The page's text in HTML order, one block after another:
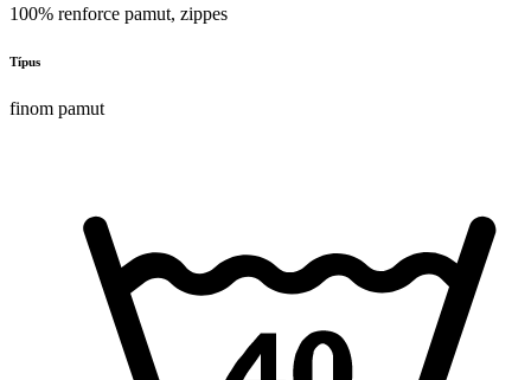
100% renforce pamut, zippes
Típus
finom pamut